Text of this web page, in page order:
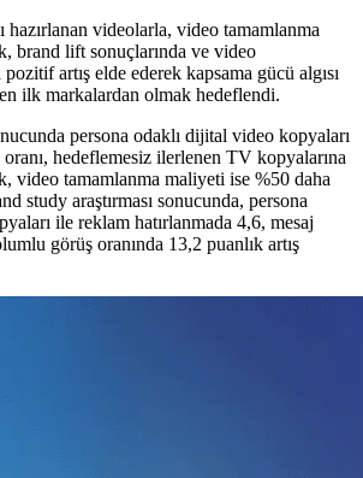
hazırlanan videolarla, video tamamlanma
brand lift sonuçlarında ve video
artış elde ederek kapsama gücü algısı
ilk markalardan olmak hedeflendi.
persona odaklı dijital video kopyaları
hedeflemesiz ilerlenen TV kopyalarına
video tamamlanma maliyeti ise %50 daha
study araştırması sonucunda, persona
ile reklam hatırlanmada 4,6, mesaj
görüş oranında 13,2 puanlık artış